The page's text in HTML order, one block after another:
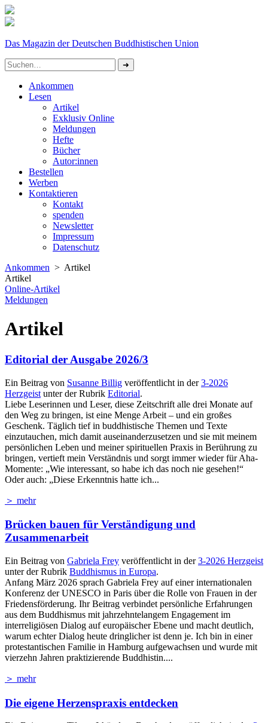
Das Magazin der Deutschen Buddhistischen Union
Ankommen
Lesen
Artikel
Exklusiv Online
Meldungen
Hefte
Bücher
Autor:innen
Bestellen
Werben
Kontaktieren
Kontakt
spenden
Newsletter
Impressum
Datenschutz­
Ankommen > Artikel
Artikel
Online-Artikel
Meldungen
Artikel
Editorial der Ausgabe 2026/3
Ein Beitrag von Susanne Billig veröffentlicht in der3-2026
Herzgeist unter der Rubrik Editorial.
Liebe Leserinnen und Leser, diese Zeitschrift alle drei Monate auf
den Weg zu bringen, ist eine Menge Arbeit – und ein großes
Geschenk. Täglich tief in buddhistische Themen und Texte
einzutauchen, mich damit auseinanderzusetzen und sie mit meinem
persönlichen Leben und meiner spirituellen Praxis in Berührung zu
bringen, vertieft mein Verständnis und sorgt immer wieder für Aha-
Momente: „Wie interessant, so habe ich das noch nie gesehen!“
Oder auch: „Diese Erkenntnis hatte ich...
＞ mehr
Brücken bauen für Verständigung und
Zusammenarbeit
Ein Beitrag von Gabriela Frey veröffentlicht in der3-2026 Herzgeist
unter der Rubrik Buddhismus in Europa.
Anfang März 2026 sprach Gabriela Frey auf einer internationalen
Konferenz der UNESCO in Paris über die Rolle von Frauen in der
Friedensförderung. Ihr Beitrag verbindet persönliche Erfahrungen
aus dem Buddhismus mit jahrzehntelangem Engagement im
interreligiösen Dialog auf europäischer Ebene und macht deutlich,
warum echter Dialog heute dringlicher ist denn je. Ich bin in einer
protestantischen Familie in Hamburg aufgewachsen und wurde mit
vierzehn Jahren praktizierende Buddhistin....
＞ mehr
Die eigene Herzenspraxis entdecken